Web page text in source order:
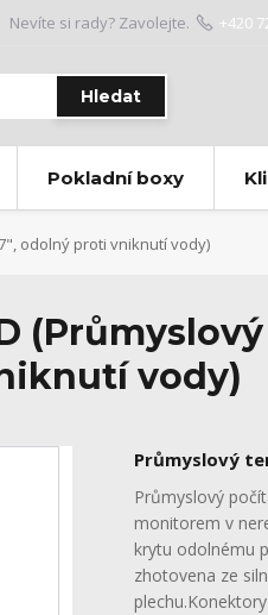
Hledat
Nevíte si rady? Zavolejte. +420
Pokladní boxy
odolný proti vniknutí vody)
vody)
Průmyslový
Průmyslový
monitorem v
krytu odolnému
zhotovena ze